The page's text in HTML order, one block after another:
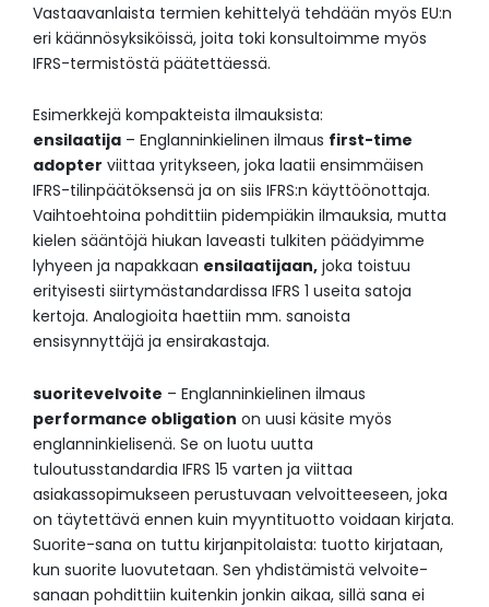
Vastaavanlaista termien kehittelyä tehdään myös EU:n
eri käännösyksiköissä, joita toki konsultoimme myös
IFRS-termistöstä päätettäessä.
Esimerkkejä kompakteista ilmauksista:
ensilaatija – Englanninkielinen ilmaus first-time
adopter viittaa yritykseen, joka laatii ensimmäisen
IFRS-tilinpäätöksensä ja on siis IFRS:n käyttöönottaja.
Vaihtoehtoina pohdittiin pidempiäkin ilmauksia, mutta
kielen sääntöjä hiukan laveasti tulkiten päädyimme
lyhyeen ja napakkaan ensilaatijaan, joka toistuu
erityisesti siirtymästandardissa IFRS 1 useita satoja
kertoja. Analogioita haettiin mm. sanoista
ensisynnyttäjä ja ensirakastaja.
suoritevelvoite – Englanninkielinen ilmaus
performance obligation on uusi käsite myös
englanninkielisenä. Se on luotu uutta
tuloutusstandardia IFRS 15 varten ja viittaa
asiakassopimukseen perustuvaan velvoitteeseen, joka
on täytettävä ennen kuin myyntituotto voidaan kirjata.
Suorite-sana on tuttu kirjanpitolaista: tuotto kirjataan,
kun suorite luovutetaan. Sen yhdistämistä velvoite-
sanaan pohdittiin kuitenkin jonkin aikaa, sillä sana ei